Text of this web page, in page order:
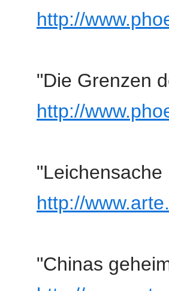
http://
"Die Grenzen
http://
http://
"Chinas